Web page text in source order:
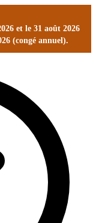
et le 31 août 2026
(congé annuel).